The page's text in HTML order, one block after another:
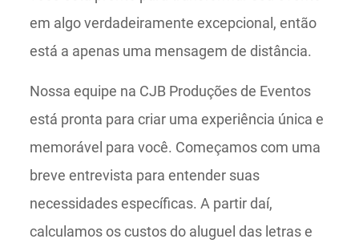
em algo verdadeiramente excepcional, então
está a apenas uma mensagem de distância.
Nossa equipe na CJB Produções de Eventos
está pronta para criar uma experiência única e
memorável para você. Começamos com uma
breve entrevista para entender suas
necessidades específicas. A partir daí,
calculamos os custos do aluguel das letras e